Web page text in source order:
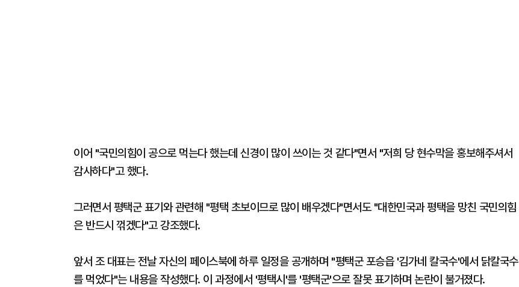
이어 "국민의힘이 공으로 먹는다 했는데 신경이 많이 쓰이는 것 같다"면서 "저희 당 현수막을 홍보해주셔서
감사하다"고 했다.
그러면서 평택군 표기와 관련해 "평택 초보이므로 많이 배우겠다"면서도 "대한민국과 평택을 망친 국민의힘
은 반드시 꺾겠다"고 강조했다.
앞서 조 대표는 전날 자신의 페이스북에 하루 일정을 공개하며 "평택군 포승읍 '김가네 칼국수'에서 닭칼국수
를 먹었다"는 내용을 작성했다. 이 과정에서 '평택시'를 '평택군'으로 잘못 표기하며 논란이 불거졌다.